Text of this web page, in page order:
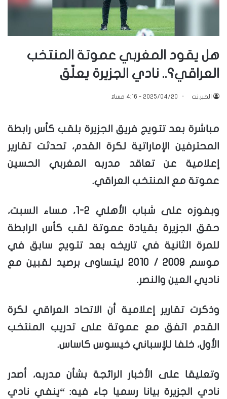
هل يقود المغربي عموتة المنتخب
العراقي؟.. نادي الجزيرة يعلّق
الخبر.نت 2025/04/20 - 4:16 مساءً
مباشرة بعد تتويج فريق الجزيرة بلقب كأس رابطة
المحترفين الإماراتية لكرة القدم، تحدثت تقارير
إعلامية عن تعاقد مدربه المغربي الحسين
عموتة مع المنتخب العراقي.
وبفوزه على شباب الأهلي 2-1، مساء السبت،
حقق الجزيرة بقيادة عموتة لقب كأس الرابطة
للمرة الثانية في تاريخه بعد تتويج سابق في
موسم 2009 / 2010 ليتساوى برصيد لقبين مع
ناديي العين والنصر.
وذكرت تقارير إعلامية أن الاتحاد العراقي لكرة
القدم اتفق مع عموتة على تدريب المنتخب
الأول، خلفا للإسباني خيسوس كاساس.
وتعليقا على الأخبار الرائجة بشأن مدربه، أصدر
نادي الجزيرة بيانا رسميا جاء فيه: “ينفي نادي